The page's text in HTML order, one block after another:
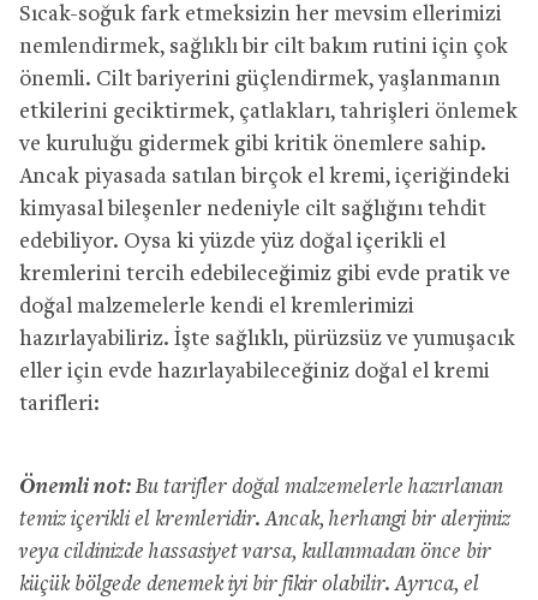
Sıcak-soğuk fark etmeksizin her mevsim ellerimizi
nemlendirmek, sağlıklı bir cilt bakım rutini için çok
önemli. Cilt bariyerini güçlendirmek, yaşlanmanın
etkilerini geciktirmek, çatlakları, tahrişleri önlemek
ve kuruluğu gidermek gibi kritik önemlere sahip.
Ancak piyasada satılan birçok el kremi, içeriğindeki
kimyasal bileşenler nedeniyle cilt sağlığını tehdit
edebiliyor. Oysa ki yüzde yüz doğal içerikli el
kremlerini tercih edebileceğimiz gibi evde pratik ve
doğal malzemelerle kendi el kremlerimizi
hazırlayabiliriz. İşte sağlıklı, pürüzsüz ve yumuşacık
eller için evde hazırlayabileceğiniz doğal el kremi
tarifleri:
Önemli not: Bu tarifler doğal malzemelerle hazırlanan
temiz içerikli el kremleridir. Ancak, herhangi bir alerjiniz
veya cildinizde hassasiyet varsa, kullanmadan önce bir
küçük bölgede denemek iyi bir fikir olabilir. Ayrıca, el